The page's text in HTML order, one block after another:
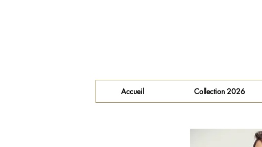
Accueil Collection 2026